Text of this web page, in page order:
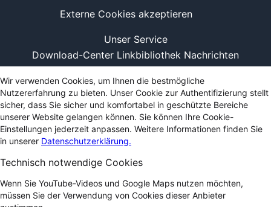
Unser Service
Download-Center Linkbibliothek Nachrichten
Externe Cookies akzeptieren
Wir verwenden Cookies, um Ihnen die bestmögliche
Nutzererfahrung zu bieten. Unser Cookie zur Authentifizierung stellt
sicher, dass Sie sicher und komfortabel in geschützte Bereiche
unserer Website gelangen können. Sie können Ihre Cookie-
Einstellungen jederzeit anpassen. Weitere Informationen finden Sie
in unserer Datenschutzerklärung.
Technisch notwendige Cookies
Wenn Sie YouTube-Videos und Google Maps nutzen möchten,
müssen Sie der Verwendung von Cookies dieser Anbieter